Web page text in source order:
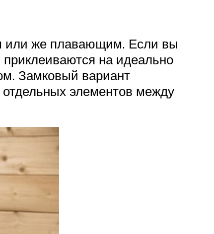
или же плавающим. Если вы
на идеально
Замковый вариант
элементов между